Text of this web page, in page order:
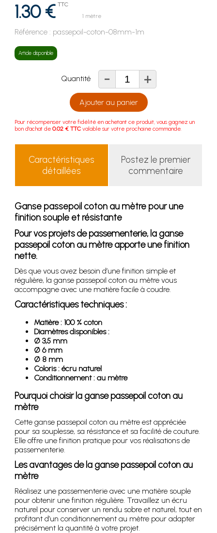
1.30 € TTC
1 mètre
Référence : passepoil-coton-08mm-1m
Article disponible
Quantité - +
Ajouter au panier
Pour récompenser votre fidélité en achetant ce produit, vous gagnez un
bon d'achat de 0.02 € TTC valable sur votre prochaine commande.
Caractéristiques
détaillées
Postez le premier
commentaire
Ganse passepoil coton au mètre pour une
finition souple et résistante
Pour vos projets de passementerie, la ganse
passepoil coton au mètre apporte une finition
nette.
Dès que vous avez besoin d’une finition simple et
régulière, la ganse passepoil coton au mètre vous
accompagne avec une matière facile à coudre.
Caractéristiques techniques :
Matière : 100 % coton
Diamètres disponibles :
Ø 3,5 mm
Ø 6 mm
Ø 8 mm
Coloris : écru naturel
Conditionnement : au mètre
Pourquoi choisir la ganse passepoil coton au
mètre
Cette ganse passepoil coton au mètre est appréciée
pour sa souplesse, sa résistance et sa facilité de couture.
Elle offre une finition pratique pour vos réalisations de
passementerie.
Les avantages de la ganse passepoil coton au
mètre
Réalisez une passementerie avec une matière souple
pour obtenir une finition régulière. Travaillez un écru
naturel pour conserver un rendu sobre et naturel, tout en
profitant d’un conditionnement au mètre pour adapter
précisément la quantité à votre projet.